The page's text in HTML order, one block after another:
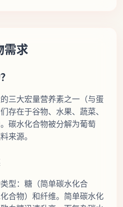
需求
三大宏量营养素之一（与蛋
存在于谷物、水果、蔬菜、
碳水化合物被分解为葡萄
来源。
型：糖（简单碳水化合
合物）和纤维。简单碳水化